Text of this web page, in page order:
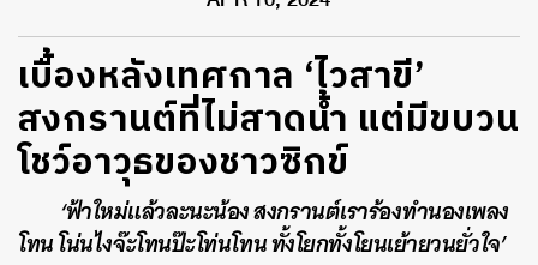
APR 10, 2024
เบื้องหลังเทศกาล ‘ไวสาขี’
สงกรานต์ที่ไม่สาดน้ำ แต่มีขบวน
โชว์อาวุธของชาวซิกข์
‘ฟ้าใหม่แล้วละนะน้อง สงกรานต์เราร้องทำนองเพลง
โทน โน่นไงจ๊ะโทนป๊ะโท่นโทน ทั้งโยกทั้งโยนเย้ายวนยั่วใจ’